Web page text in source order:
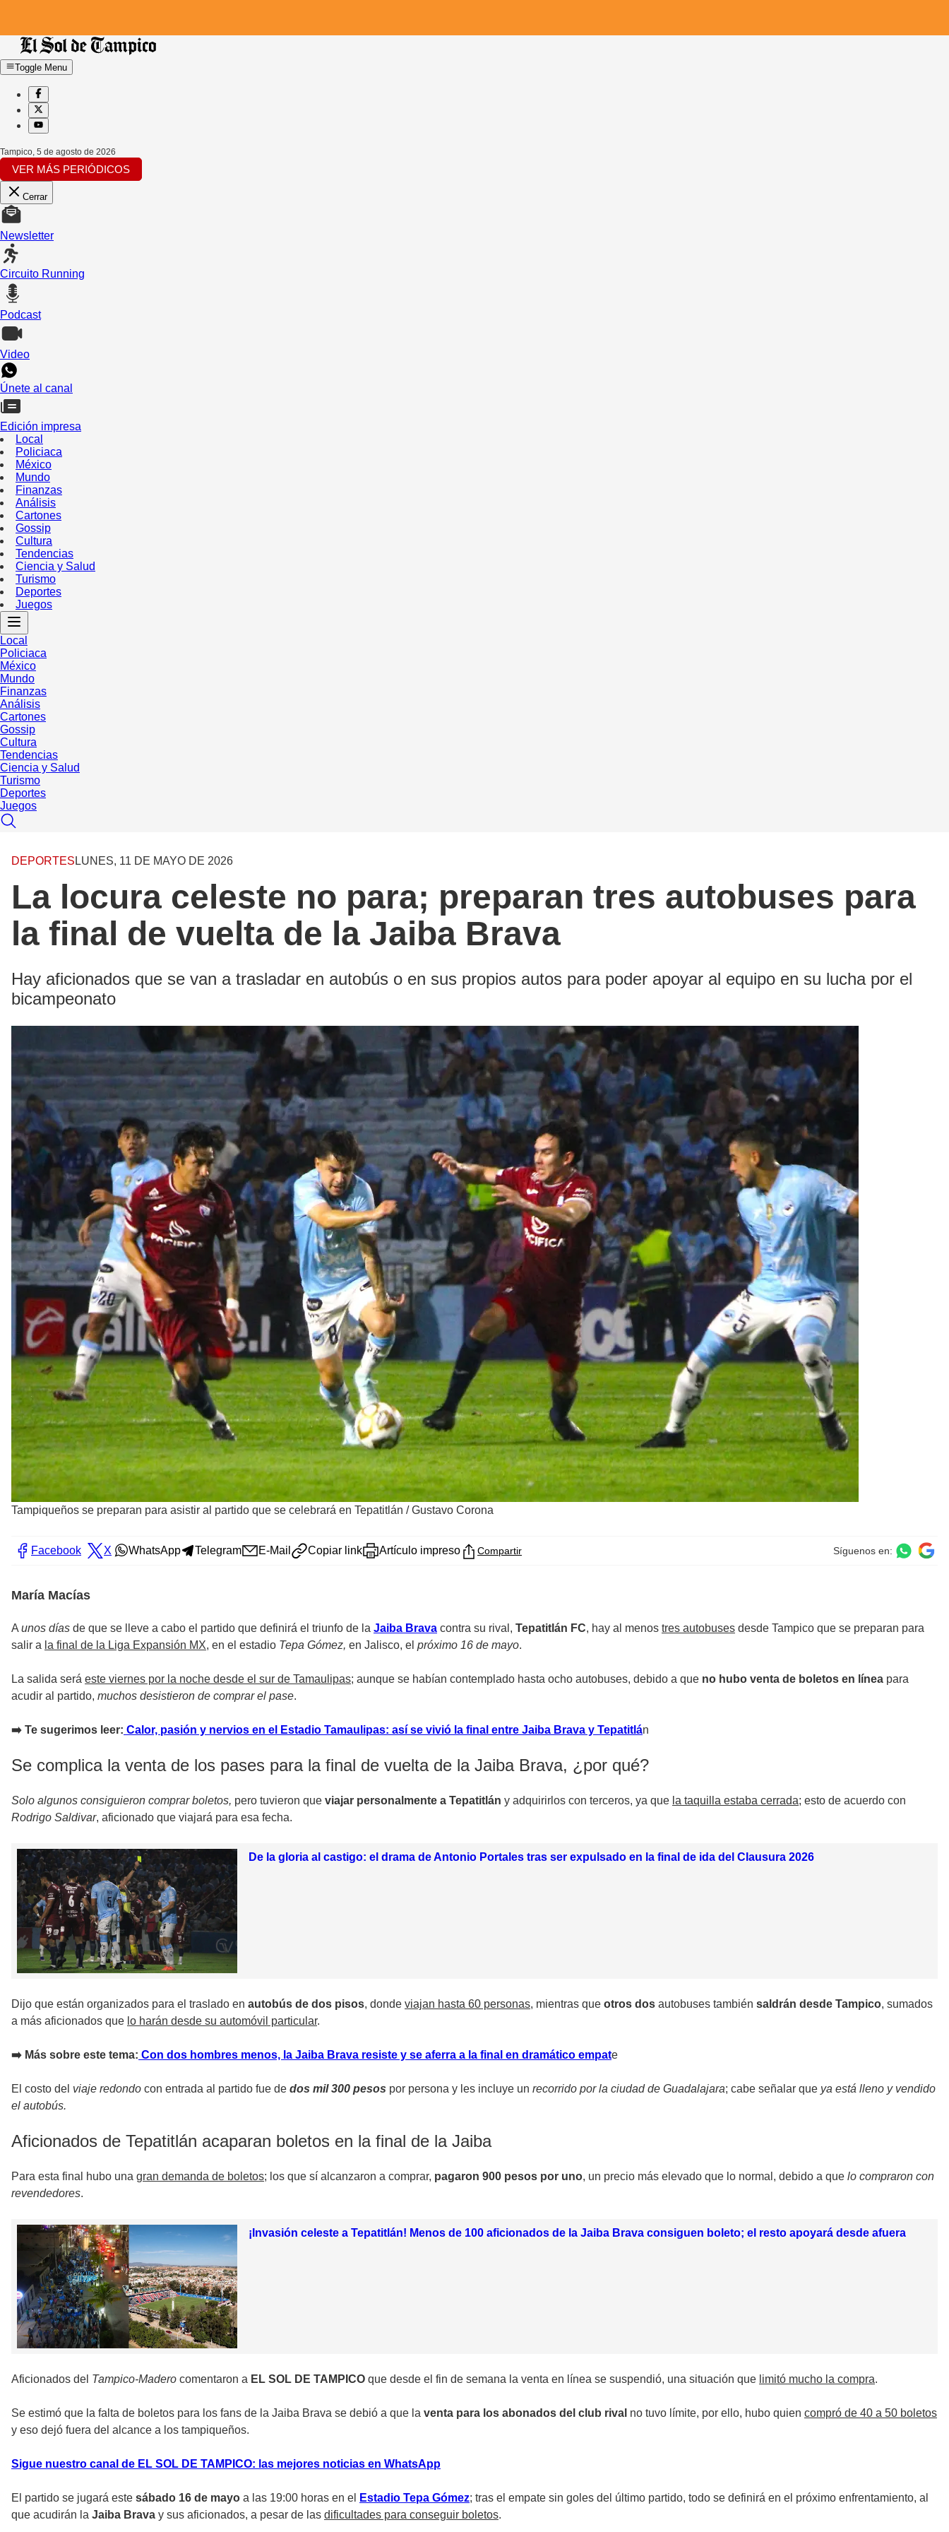
Toggle Menu
Tampico, 5 de agosto de 2026
VER MÁS PERIÓDICOS
Cerrar
Newsletter
Circuito Running
Podcast
Video
Únete al canal
Edición impresa
Local
Policiaca
México
Mundo
Finanzas
Análisis
Cartones
Gossip
Cultura
Tendencias
Ciencia y Salud
Turismo
Deportes
Juegos
Local
Policiaca
México
Mundo
Finanzas
Análisis
Cartones
Gossip
Cultura
Tendencias
Ciencia y Salud
Turismo
Deportes
Juegos
DEPORTES LUNES, 11 DE MAYO DE 2026
La locura celeste no para; preparan tres autobuses para
la final de vuelta de la Jaiba Brava
Hay aficionados que se van a trasladar en autobús o en sus propios autos para poder apoyar al equipo en su lucha por el
bicampeonato
Tampiqueños se preparan para asistir al partido que se celebrará en Tepatitlán /Gustavo Corona
Facebook X WhatsApp Telegram E-Mail Copiar link Artículo impreso Compartir Síguenos en:
María Macías
A unos días de que se lleve a cabo el partido que definirá el triunfo de la Jaiba Brava contra su rival, Tepatitlán FC, hay al menos tres autobuses desde Tampico que se preparan para
salir a la final de la Liga Expansión MX, en el estadio Tepa Gómez, en Jalisco, el próximo 16 de mayo.
La salida será este viernes por la noche desde el sur de Tamaulipas; aunque se habían contemplado hasta ocho autobuses, debido a que no hubo venta de boletos en línea para
acudir al partido, muchos desistieron de comprar el pase.
➡️ Te sugerimos leer: Calor, pasión y nervios en el Estadio Tamaulipas: así se vivió la final entre Jaiba Brava y Tepatitlán
Se complica la venta de los pases para la final de vuelta de la Jaiba Brava, ¿por qué?
Solo algunos consiguieron comprar boletos, pero tuvieron que viajar personalmente a Tepatitlán y adquirirlos con terceros, ya que la taquilla estaba cerrada; esto de acuerdo con
Rodrigo Saldivar, aficionado que viajará para esa fecha.
De la gloria al castigo: el drama de Antonio Portales tras ser expulsado en la final de ida del Clausura 2026
Dijo que están organizados para el traslado en autobús de dos pisos, donde viajan hasta 60 personas, mientras que otros dos autobuses también saldrán desde Tampico, sumados
a más aficionados que lo harán desde su automóvil particular.
➡️ Más sobre este tema: Con dos hombres menos, la Jaiba Brava resiste y se aferra a la final en dramático empate
El costo del viaje redondo con entrada al partido fue de dos mil 300 pesos por persona y les incluye un recorrido por la ciudad de Guadalajara; cabe señalar que ya está lleno y vendido
el autobús.
Aficionados de Tepatitlán acaparan boletos en la final de la Jaiba
Para esta final hubo una gran demanda de boletos; los que sí alcanzaron a comprar, pagaron 900 pesos por uno, un precio más elevado que lo normal, debido a que lo compraron con
revendedores.
¡Invasión celeste a Tepatitlán! Menos de 100 aficionados de la Jaiba Brava consiguen boleto; el resto apoyará desde afuera
Aficionados del Tampico-Madero comentaron a EL SOL DE TAMPICO que desde el fin de semana la venta en línea se suspendió, una situación que limitó mucho la compra.
Se estimó que la falta de boletos para los fans de la Jaiba Brava se debió a que la venta para los abonados del club rival no tuvo límite, por ello, hubo quien compró de 40 a 50 boletos
y eso dejó fuera del alcance a los tampiqueños.
Sigue nuestro canal de EL SOL DE TAMPICO: las mejores noticias en WhatsApp
El partido se jugará este sábado 16 de mayo a las 19:00 horas en el Estadio Tepa Gómez; tras el empate sin goles del último partido, todo se definirá en el próximo enfrentamiento, al
que acudirán la Jaiba Brava y sus aficionados, a pesar de las dificultades para conseguir boletos.